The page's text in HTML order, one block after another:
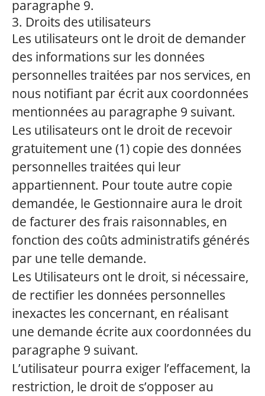
paragraphe 9.
3. Droits des utilisateurs
Les utilisateurs ont le droit de demander
des informations sur les données
personnelles traitées par nos services, en
nous notifiant par écrit aux coordonnées
mentionnées au paragraphe 9 suivant.
Les utilisateurs ont le droit de recevoir
gratuitement une (1) copie des données
personnelles traitées qui leur
appartiennent. Pour toute autre copie
demandée, le Gestionnaire aura le droit
de facturer des frais raisonnables, en
fonction des coûts administratifs générés
par une telle demande.
Les Utilisateurs ont le droit, si nécessaire,
de rectifier les données personnelles
inexactes les concernant, en réalisant
une demande écrite aux coordonnées du
paragraphe 9 suivant.
L’utilisateur pourra exiger l’effacement, la
restriction, le droit de s’opposer au